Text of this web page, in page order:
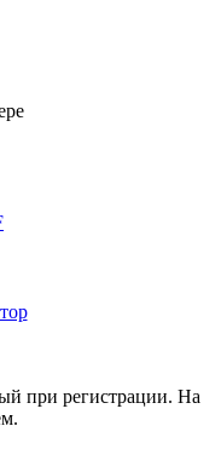
при регистрации. На